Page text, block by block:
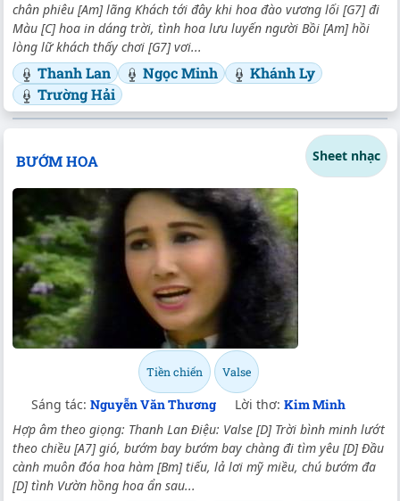
chân phiêu [Am] lãng Khách tới đây khi hoa đào vương lối [G7] đi
Màu [C] hoa in dáng trời, tình hoa lưu luyến người Bồi [Am] hồi
lòng lữ khách thấy chơi [G7] vơi...
Thanh Lan Ngọc Minh
Khánh Ly
Trường Hải
BƯỚM HOA Sheet nhạc
Tiền chiến Valse
Sáng tác: Nguyễn Văn Thương Lời thơ: Kim Minh
Hợp âm theo giọng: Thanh Lan Điệu: Valse [D] Trời bình minh lướt
theo chiều [A7] gió, bướm bay bướm bay chàng đi tìm yêu [D] Đầu
cành muôn đóa hoa hàm [Bm] tiếu, lả lơi mỹ miều, chú bướm đa
[D] tình Vườn hồng hoa ẩn sau...